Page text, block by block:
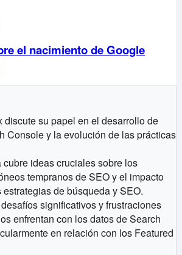
el nacimiento de Google
discute su papel en el desarrollo de
Console y la evolución de las prácticas
cubre ideas cruciales sobre los
tempranos de SEO y el impacto
de búsqueda y SEO.
significativos y frustraciones
enfrentan con los datos de Search
en relación con los Featured